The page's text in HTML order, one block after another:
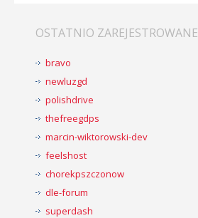
OSTATNIO ZAREJESTROWANE
bravo
newluzgd
polishdrive
thefreegdps
marcin-wiktorowski-dev
feelshost
chorekpszczonow
dle-forum
superdash